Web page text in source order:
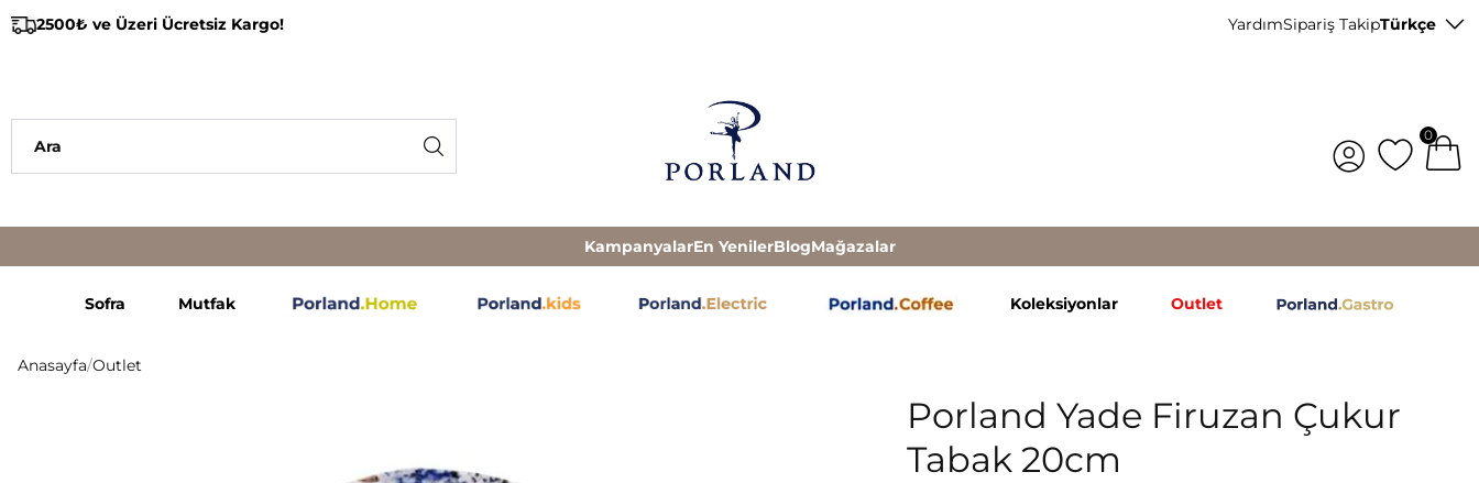
2500₺ ve Üzeri Ücretsiz Kargo! YardımSipariş TakipTürkçe
0
KampanyalarEn YenilerBlogMağazalar
Sofra Mutfak Koleksiyonlar Outlet
Anasayfa/Outlet
Porland Yade Firuzan Çukur
Tabak 20cm